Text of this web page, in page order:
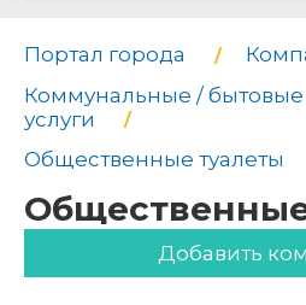
Портал города
Коммунальные / бытовые
услуги
Общественные туалеты
Добавить